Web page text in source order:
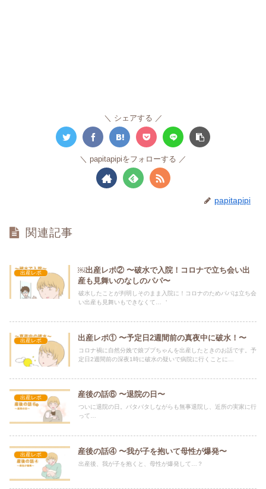
シェアする
papitapipiをフォローする
papitapipi
関連記事
出産レポ
￼出産レポ② 〜破水で入院！コロナで立ち会い出
産も見舞いのなしのパパ〜
破水したことが判明しそのまま入院に！コロナのためパパは立ち会
い出産も見舞いもできなくて… ＇
出産レポ 出産レポ① 〜予定日2週間前の真夜中に破水！〜
コロナ禍に自然分娩で娘ププちゃんを出産したときのお話です。予
定日2週間前の深夜1時に破水の疑いで病院に行くことに…
出産レポ 産後の話⑥ 〜退院の日〜
ついに退院の日。バタバタしながらも無事退院し、近所の実家に行
って…
出産レポ 産後の話④ 〜我が子を抱いて母性が爆発〜
出産後、我が子を抱くと、母性が爆発して…？